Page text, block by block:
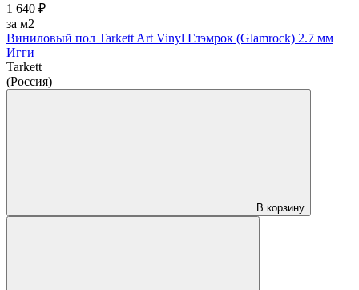
1 640 ₽
за м2
Виниловый пол Tarkett Art Vinyl Глэмрок (Glamrock) 2.7 мм
Игги
Tarkett
(Россия)
В корзину